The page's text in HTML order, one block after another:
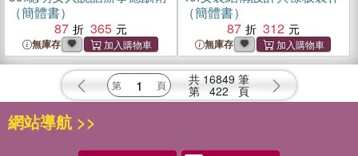
（簡體書）
87
365
無庫存
（簡體書）
87
312
無庫存
共 16849 筆
第 422 頁
網站導航 >>